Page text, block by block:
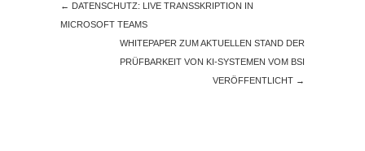
← DATENSCHUTZ: LIVE TRANSSKRIPTION IN
MICROSOFT TEAMS
WHITEPAPER ZUM AKTUELLEN STAND DER
PRÜFBARKEIT VON KI-SYSTEMEN VOM BSI
VERÖFFENTLICHT →